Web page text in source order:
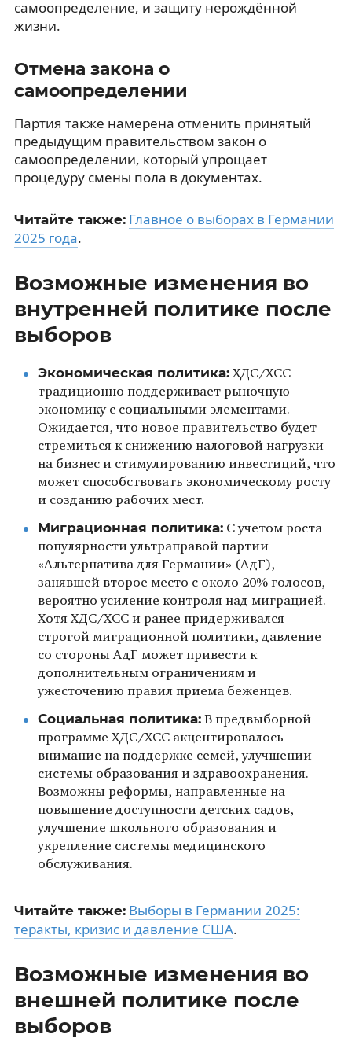
самоопределение, и защиту нерождённой
жизни.
Отмена закона о
самоопределении
Партия также намерена отменить принятый
предыдущим правительством закон о
самоопределении, который упрощает
процедуру смены пола в документах.
Читайте также: Главное о выборах в Германии
2025 года.
Возможные изменения во
внутренней политике после
выборов
Экономическая политика:ХДС/ХСС
традиционно поддерживает рыночную
экономику с социальными элементами.
Ожидается, что новое правительство будет
стремиться к снижению налоговой нагрузки
на бизнес и стимулированию инвестиций, что
может способствовать экономическому росту
и созданию рабочих мест.
Миграционная политика:С учетом роста
популярности ультраправой партии
«Альтернатива для Германии» (АдГ),
занявшей второе место с около 20% голосов,
вероятно усиление контроля над миграцией.
Хотя ХДС/ХСС и ранее придерживался
строгой миграционной политики, давление
со стороны АдГ может привести к
дополнительным ограничениям и
ужесточению правил приема беженцев.
Социальная политика:В предвыборной
программе ХДС/ХСС акцентировалось
внимание на поддержке семей, улучшении
системы образования и здравоохранения.
Возможны реформы, направленные на
повышение доступности детских садов,
улучшение школьного образования и
укрепление системы медицинского
обслуживания.
Читайте также: Выборы в Германии 2025:
теракты, кризис и давление США.
Возможные изменения во
внешней политике после
выборов